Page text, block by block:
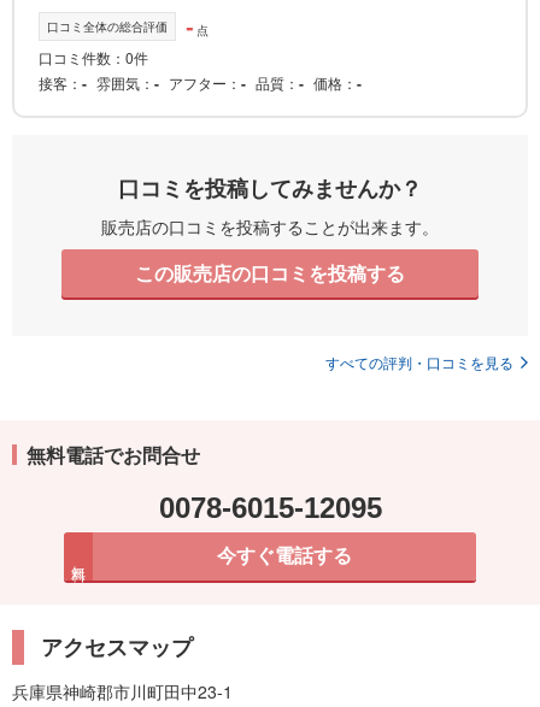
口コミ全体の総合評価 - 点
口コミ件数：0件
接客
- 雰囲気 - アフター - 品質 - 価格 -
口コミを投稿してみませんか？
販売店の口コミを投稿することが出来ます。
この販売店の口コミを投稿する
すべての評判・口コミを見る
無料電話でお問合せ
0078-6015-12095
今すぐ電話する
アクセスマップ
兵庫県神崎郡市川町田中23-1